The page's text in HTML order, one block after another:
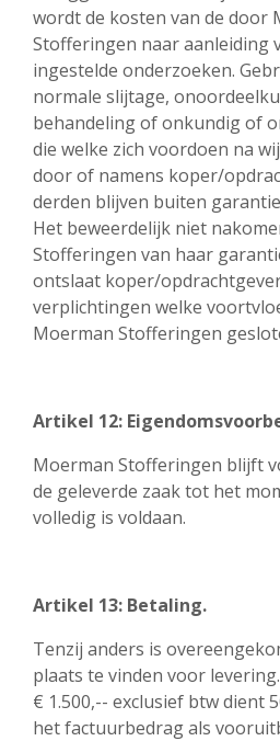
wordt de kosten van de door
Stofferingen naar aanleiding
ingestelde onderzoeken.
normale slijtage,
behandeling of onkundig of
die welke zich voordoen na
door of namens koper/
derden blijven buiten
Het beweerdelijk niet
Stofferingen van haar
ontslaat koper/
verplichtingen welke
Moerman Stofferingen
Artikel 12:
Moerman Stofferingen blijft
de geleverde zaak tot het
volledig is voldaan.
Artikel 13: Betaling.
Tenzij anders is
plaats te vinden voor
€ 1.500,-- exclusief btw dient
het factuurbedrag als